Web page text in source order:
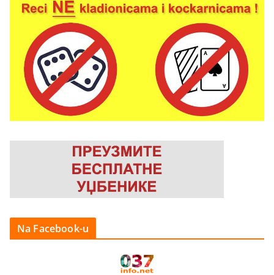
Na Facebook-u